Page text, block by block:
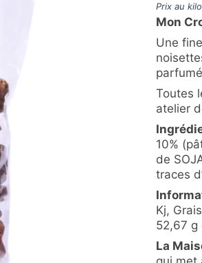
Prix au kilo
Mon
Une
Toutes
atelier
10%
de
traces
Kj,
52,67 g
La